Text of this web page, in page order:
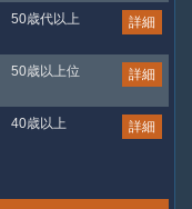
50歳代以上 詳細
50歳以上位 詳細
40歳以上 詳細